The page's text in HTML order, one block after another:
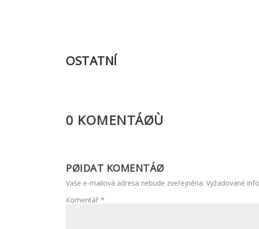
OSTATNÍ
0 KOMENTÁØÙ
PØIDAT KOMENTÁØ
Vaše e-mailová adresa nebude zveřejněna. Vyžadované
Komentář *